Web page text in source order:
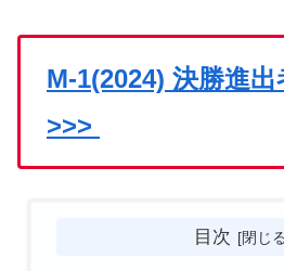
M-1(2024) 決勝進
>>>
目次